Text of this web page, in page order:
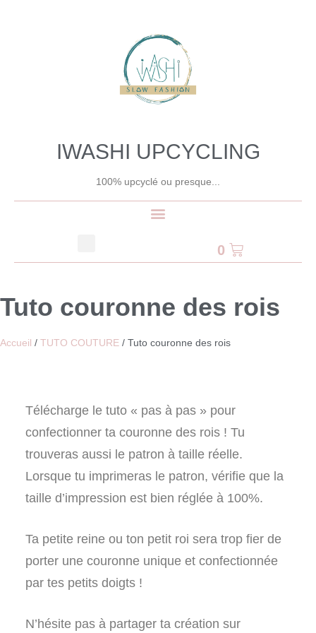
IWASHI UPCYCLING
100% upcyclé ou presque...
0
Tuto couronne des rois
Accueil / TUTO COUTURE / Tuto couronne des rois
Télécharge le tuto « pas à pas » pour
confectionner ta couronne des rois ! Tu
trouveras aussi le patron à taille réelle.
Lorsque tu imprimeras le patron, vérifie que la
taille d’impression est bien réglée à 100%.
Ta petite reine ou ton petit roi sera trop fier de
porter une couronne unique et confectionnée
par tes petits doigts !
N’hésite pas à partager ta création sur